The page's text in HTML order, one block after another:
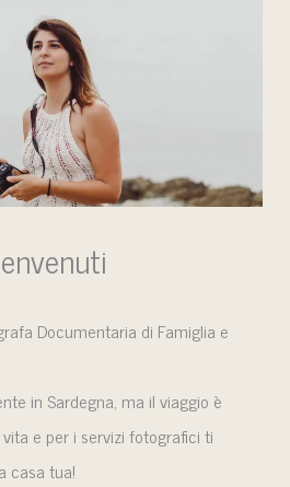
Documentaria di Famiglia e
in Sardegna, ma il viaggio è
e per i servizi fotografici ti
casa tua!